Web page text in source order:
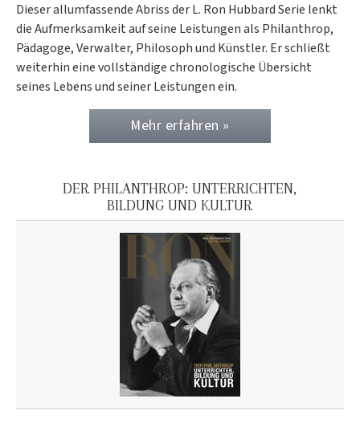
Dieser allumfassende Abriss der L. Ron Hubbard Serie lenkt
die Aufmerksamkeit auf seine Leistungen als Philanthrop,
Pädagoge, Verwalter, Philosoph und Künstler. Er schließt
weiterhin eine vollständige chronologische Übersicht
seines Lebens und seiner Leistungen ein.
Mehr erfahren »
DER PHILANTHROP: UNTERRICHTEN,
BILDUNG UND KULTUR